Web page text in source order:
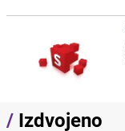
/ Izdvojeno